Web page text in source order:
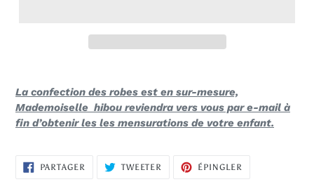
La confection des robes est en sur-mesure,
Mademoiselle hibou reviendra vers vous par e-mail à
fin d’obtenir les les mensurations de votre enfant.
PARTAGER PARTAGERTWEETER TWEETERÉPINGLER